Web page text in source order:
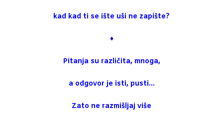
kad kad ti se ište uši ne zapište?
♦
Pitanja su različita, mnoga,
a odgovor je isti, pusti…
Zato ne razmišljaj više